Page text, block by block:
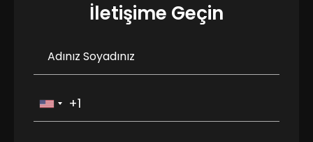
İletişime Geçin